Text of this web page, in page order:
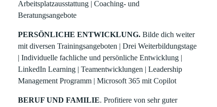
Arbeitsplatzausstattung | Coaching- und
Beratungsangebote
PERSÖNLICHE ENTWICKLUNG. Bilde dich weiter
mit diversen Trainingsangeboten | Drei Weiterbildungstage
| Individuelle fachliche und persönliche Entwicklung |
LinkedIn Learning | Teamentwicklungen | Leadership
Management Programm | Microsoft 365 mit Copilot
BERUF UND FAMILIE. Profitiere von sehr guter